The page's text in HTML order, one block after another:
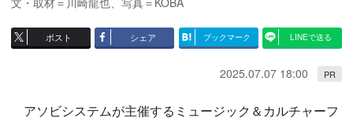
ポスト シェア ブックマーク LINEで送る
2025.07.07 18:00 PR
アソビシステムが主催するミュージック＆カルチャーフ